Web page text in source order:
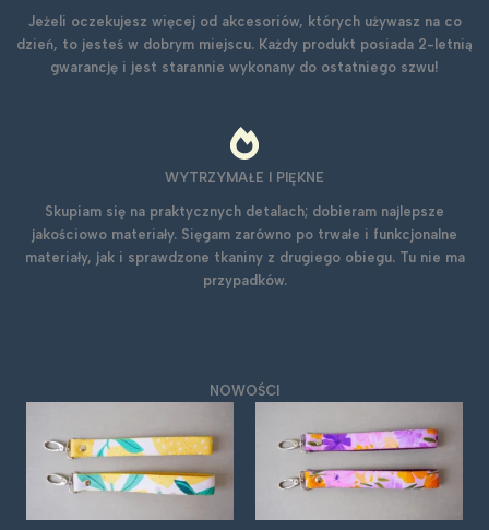
Jeżeli oczekujesz więcej od akcesoriów, których używasz na co
dzień, to jesteś w dobrym miejscu. Każdy produkt posiada 2-letnią
gwarancję i jest starannie wykonany do ostatniego szwu!
WYTRZYMAŁE I PIĘKNE
Skupiam się na praktycznych detalach; dobieram najlepsze
jakościowo materiały. Sięgam zarówno po trwałe i funkcjonalne
materiały, jak i sprawdzone tkaniny z drugiego obiegu. Tu nie ma
przypadków.
NOWOŚCI